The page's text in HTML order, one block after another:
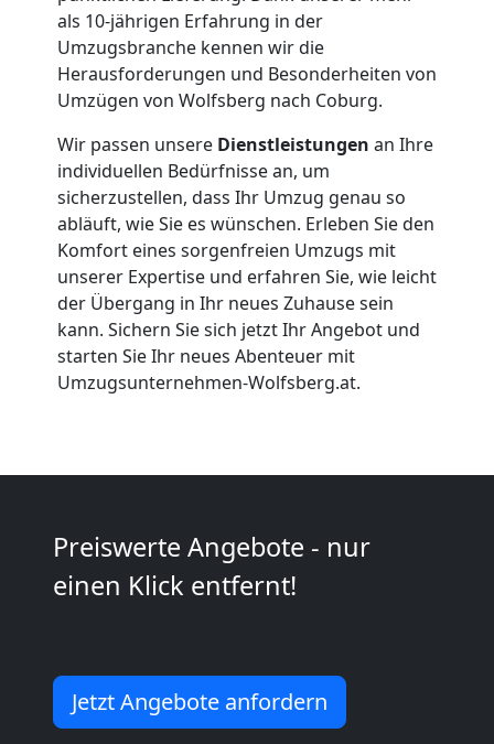
als 10-jährigen Erfahrung in der
Umzugsbranche kennen wir die
Herausforderungen und Besonderheiten von
Umzügen von Wolfsberg nach Coburg.
Wir passen unsere Dienstleistungen an Ihre
individuellen Bedürfnisse an, um
sicherzustellen, dass Ihr Umzug genau so
abläuft, wie Sie es wünschen. Erleben Sie den
Komfort eines sorgenfreien Umzugs mit
unserer Expertise und erfahren Sie, wie leicht
der Übergang in Ihr neues Zuhause sein
kann. Sichern Sie sich jetzt Ihr Angebot und
starten Sie Ihr neues Abenteuer mit
Umzugsunternehmen-Wolfsberg.at.
Preiswerte Angebote - nur
einen Klick entfernt!
Jetzt Angebote anfordern
Firmenumzug
Wolfsberg
Büroumzug
Wolfsberg
Expressumzug
Wolfsberg
Wolfsberg
Kleiner
Wolfsberg